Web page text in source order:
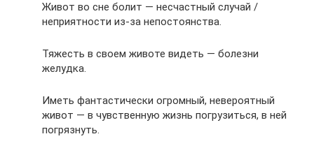
Живот во сне болит — несчастный случай /
неприятности из-за непостоянства.
Тяжесть в своем животе видеть — болезни
желудка.
Иметь фантастически огромный, невероятный
живот — в чувственную жизнь погрузиться, в ней
погрязнуть.